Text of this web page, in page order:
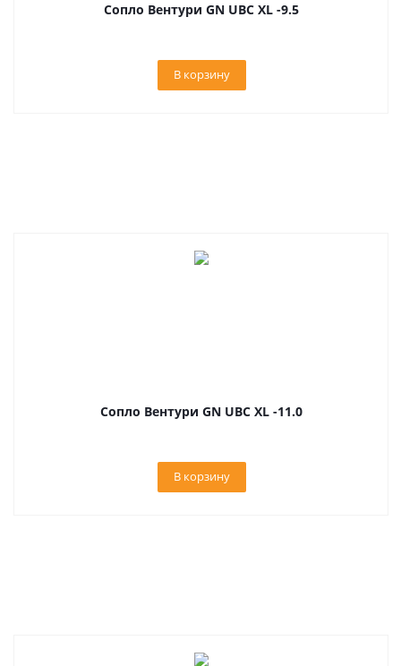
Сопло Вентури GN UBC XL -9.5
В корзину
Сопло Вентури GN UBC XL -11.0
В корзину